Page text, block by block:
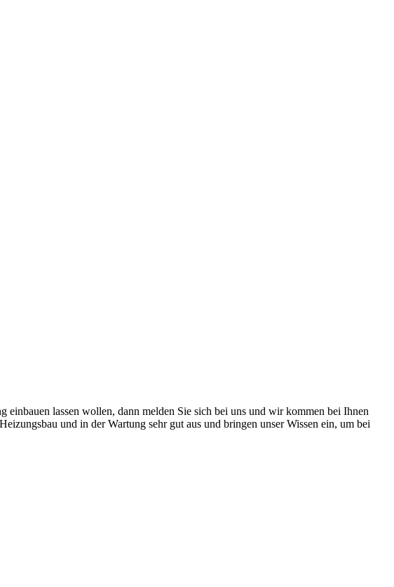
lassen wollen, dann melden Sie sich bei uns und wir kommen bei Ihnen
und in der Wartung sehr gut aus und bringen unser Wissen ein, um bei